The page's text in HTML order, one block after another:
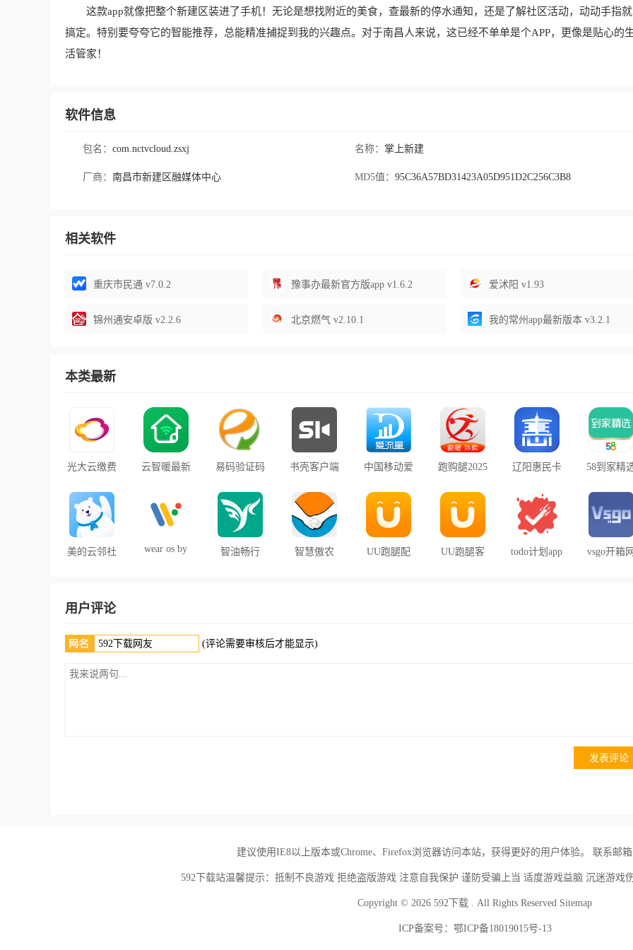
这款app就像把整个新建区装进了手机！无论是想找附近的美食，查最新的停水通知，还是了解社区活动，动动手指
搞定。特别要夸夸它的智能推荐，总能精准捕捉到我的兴趣点。对于南昌人来说，这已经不单单是个APP，更像是贴心的
活管家！
软件信息
包名： com.nctvcloud.zsxj 名称： 掌上新建
厂商： 南昌市新建区融媒体中心 MD5值： 95C36A57BD31423A05D951D2C256C3B8
相关软件
重庆市民通 v7.0.2 豫事办最新官方版app v1.6.2 爱沭阳 v1.93
锦州通安卓版 v2.2.6 北京燃气 v2.10.1 我的常州app最新版本 v3.2.1
本类最新
光大云缴费
云智暖最新
易码验证码
方版下载
书壳客户端
中国移动爱
跑购腿2025
辽阳惠民卡
app官方手
机版
58到家精
美的云邻社
wear os by
智油畅行
智慧傲农
UU跑腿配
UU跑腿客
todo计划app
vsgo开箱
用户评论
(评论需要审核后才能显示)
建议使用IE8以上版本或Chrome、Firefox浏览器访问本站，获得更好的用户体验。 联系邮箱
592下载站温馨提示：抵制不良游戏 拒绝盗版游戏 注意自我保护 谨防受骗上当 适度游戏益脑 沉迷游戏
Copyright © 2026 592下载 . All Rights Reserved Sitemap
ICP备案号： 鄂ICP备18019015号-13